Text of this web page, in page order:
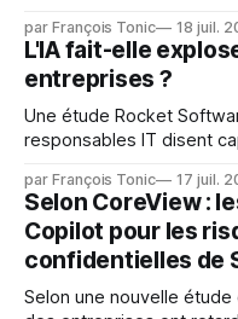
mainteneurs —
les LLM de manière
par François Tonic 18 juil.
L'IA fait-elle
entreprises ?
Une étude Rocket
responsables IT disent
pression sur les usages et
révèle un écart entre
par François Tonic 17 juil.
Selon CoreView :
Copilot pour les
confidentielles de
Selon une nouvelle